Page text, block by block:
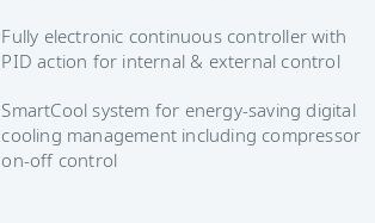
Fully electronic continuous controller with
PID action for internal & external control
SmartCool system for energy-saving digital
cooling management including compressor
on-off control